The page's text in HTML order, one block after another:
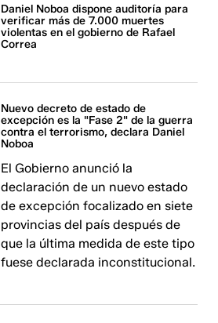
Daniel Noboa dispone auditoría para
verificar más de 7.000 muertes
violentas en el gobierno de Rafael
Correa
Nuevo decreto de estado de
excepción es la "Fase 2" de la guerra
contra el terrorismo, declara Daniel
Noboa
El Gobierno anunció la
declaración de un nuevo estado
de excepción focalizado en siete
provincias del país después de
que la última medida de este tipo
fuese declarada inconstitucional.